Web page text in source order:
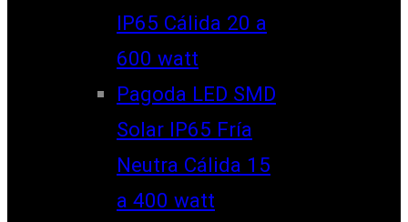
IP65 Cálida 20 a
600 watt
Pagoda LED SMD
Solar IP65 Fría
Neutra Cálida 15
a 400 watt